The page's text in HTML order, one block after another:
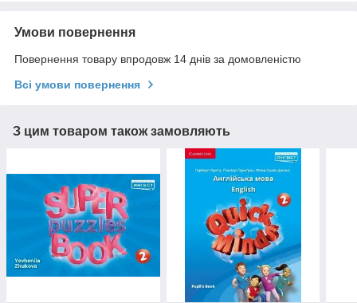
Умови повернення
Повернення товару впродовж 14 днів за домовленістю
Всі умови повернення
З цим товаром також замовляють